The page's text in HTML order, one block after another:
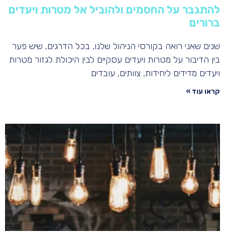
להתגבר על החסמים ולהוביל אל מטרות ויעדים
ברורים
שנים שאני רואה בקורסי הניהול שלנו, בכל הדרגים, שיש פער
בין הדיבור על מטרות ויעדים עסקיים לבין היכולת לגזור מטרות
ויעדים מדידים ליחידות, צוותים, עובדים
קראו עוד »